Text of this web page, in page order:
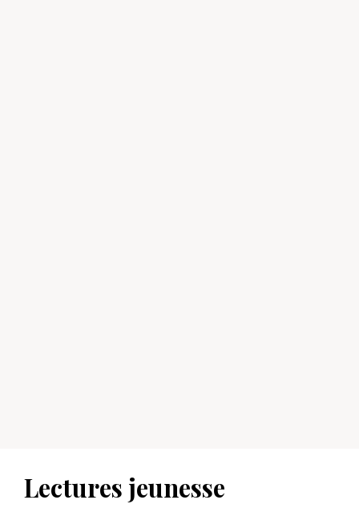
Lectures jeunesse